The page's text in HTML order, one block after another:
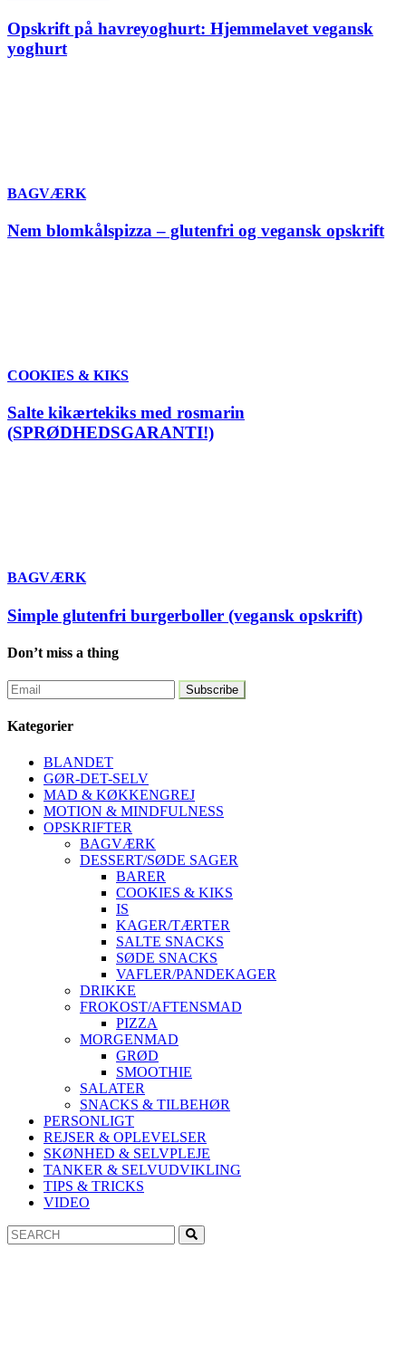
Opskrift på havreyoghurt: Hjemmelavet vegansk
yoghurt
BAGVÆRK
Nem blomkålspizza – glutenfri og vegansk opskrift
COOKIES & KIKS
Salte kikærtekiks med rosmarin
(SPRØDHEDSGARANTI!)
BAGVÆRK
Simple glutenfri burgerboller (vegansk opskrift)
Don’t miss a thing
Kategorier
BLANDET
GØR-DET-SELV
MAD & KØKKENGREJ
MOTION & MINDFULNESS
OPSKRIFTER
BAGVÆRK
DESSERT/SØDE SAGER
BARER
COOKIES & KIKS
IS
KAGER/TÆRTER
SALTE SNACKS
SØDE SNACKS
VAFLER/PANDEKAGER
DRIKKE
FROKOST/AFTENSMAD
PIZZA
MORGENMAD
GRØD
SMOOTHIE
SALATER
SNACKS & TILBEHØR
PERSONLIGT
REJSER & OPLEVELSER
SKØNHED & SELVPLEJE
TANKER & SELVUDVIKLING
TIPS & TRICKS
VIDEO
Search
for: